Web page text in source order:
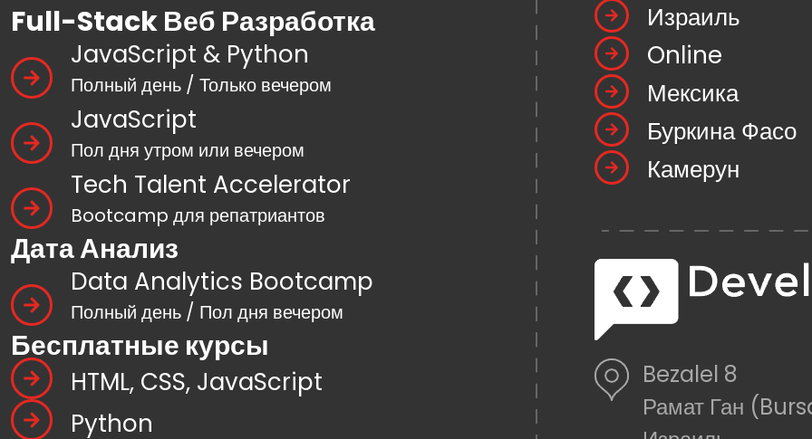
Full-Stack Веб Разработка
JavaScript & Python
Полный день / Только вечером
JavaScript
Пол дня утром или вечером
Tech Talent Accelerator
Bootcamp для репатриантов
Дата Анализ
Data Analytics Bootcamp
Полный день / Пол дня вечером
Бесплатные курсы
HTML, CSS, JavaScript
Python
Израиль
Online
Мексика
Буркина Фасо
Камерун
Bezalel 8
Рамат Ган